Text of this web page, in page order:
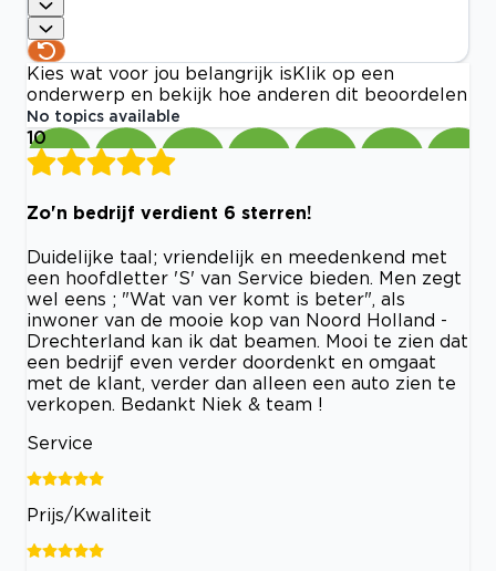
Kies wat voor jou belangrijk is Klik op een
onderwerp en bekijk hoe anderen dit beoordelen
No topics available
10
Zo'n bedrijf verdient 6 sterren!
Duidelijke taal; vriendelijk en meedenkend met
een hoofdletter 'S' van Service bieden. Men zegt
wel eens ; "Wat van ver komt is beter", als
inwoner van de mooie kop van Noord Holland -
Drechterland kan ik dat beamen. Mooi te zien dat
een bedrijf even verder doordenkt en omgaat
met de klant, verder dan alleen een auto zien te
verkopen. Bedankt Niek & team !
Service
Prijs/Kwaliteit